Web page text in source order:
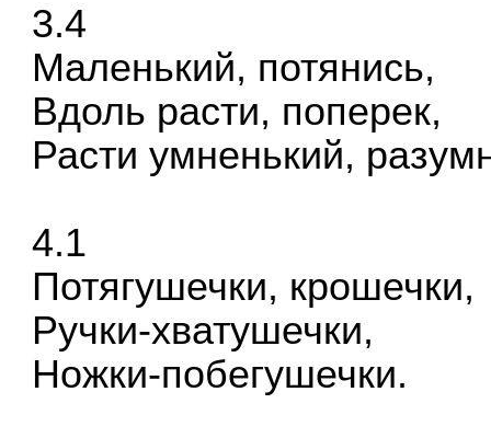
3.4
Маленький, потянись,
Вдоль расти, поперек,
Расти умненький,
4.1
Потягушечки, крошечки,
Ручки-хватушечки,
Ножки-побегушечки.